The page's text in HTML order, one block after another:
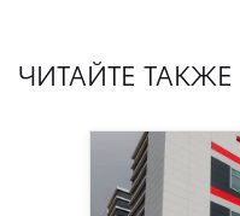
ЧИТАЙТЕ ТАКЖЕ